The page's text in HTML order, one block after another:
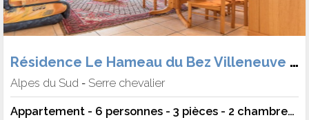
Résidence Le Hameau du Bez Villeneuve 1400
Alpes du Sud - Serre chevalier
Appartement - 6 personnes - 3 pièces - 2 chambres - 50 m²